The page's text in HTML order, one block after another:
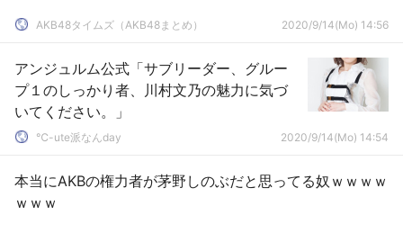
AKB48タイムズ（AKB48まとめ） 2020/9/14(Mo) 14:56
アンジュルム公式「サブリーダー、グルー
プ１のしっかり者、川村文乃の魅力に気づ
いてください。」
℃-ute派なんday 2020/9/14(Mo) 14:54
本当にAKBの権力者が茅野しのぶだと思ってる奴ｗｗｗｗ
ｗｗｗ